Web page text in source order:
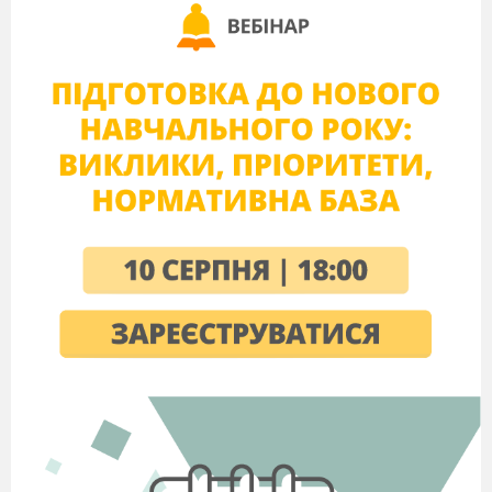
необхідно бути активним, уважним, зібраним.
На минулих уроках ми розглядали:
Рівномірний рух, швидкість руху та
ознайомилися з графіками руху. А сьогодні на
уроці ми будемо розв,язувати задачі з теми:
Швидкість, графік руху.
ІІІ. Етап проектування
Наше завдання закріпити навики працювати
з графіками, та ознайомитися з алгоритмом
розв,язування задач.
ви будете виставляти собі бали за виконанні
завдання, і в кінці уроку кожен отримає оцінку.